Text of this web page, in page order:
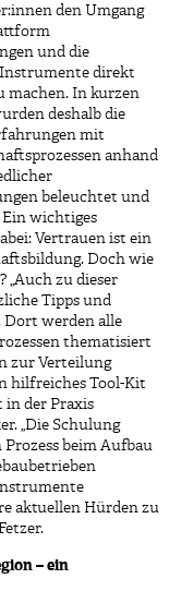
den Umgang
und die
direkt
machen. In kurzen
deshalb die
mit
anhand
beleuchtet und
wichtiges
Vertrauen ist ein
Doch wie
„Auch zu dieser
Tipps und
Dort werden alle
thematisiert
zur Verteilung
hilfreiches Tool-Kit
in der Praxis
„Die Schulung
beim Aufbau
aktuellen Hürden zu
– ein